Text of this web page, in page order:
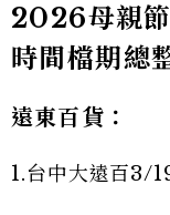
2026母親
時間檔期總
遠東百貨：
1.台中大遠百3/